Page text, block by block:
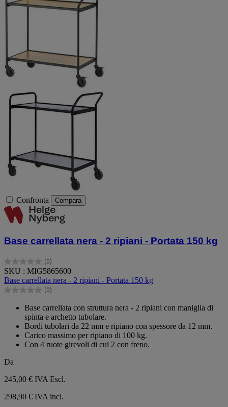
Confronta Compara
Base carrellata nera - 2 ripiani - Portata 150 kg
(0)
0.0
su
5
stelle.
SKU : MIG5865600
Base carrellata nera - 2 ripiani - Portata 150 kg
(0)
0.0
Base carrellata con struttura nera - 2 ripiani con maniglia di
spinta e archetto tubolare.
Bordi tubolari da 22 mm e ripiano con spessore da 12 mm.
Carico massimo per ripiano di 100 kg.
Con 4 ruote girevoli di cui 2 con freno.
Da
245,00 € IVA Escl.
298,90 € IVA incl.